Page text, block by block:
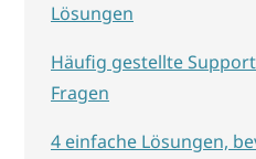
Lösungen
Häufig gestellte
Fragen
4 einfache Lösungen,